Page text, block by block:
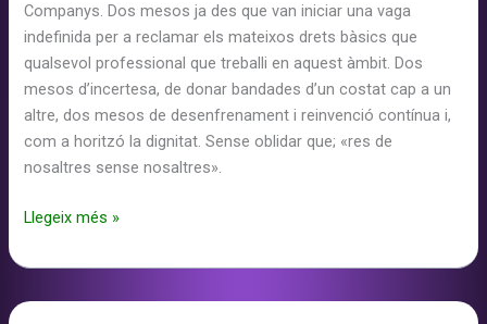
Companys. Dos mesos ja des que van iniciar una vaga
indefinida per a reclamar els mateixos drets bàsics que
qualsevol professional que treballi en aquest àmbit. Dos
mesos d’incertesa, de donar bandades d’un costat cap a un
altre, dos mesos de desenfrenament i reinvenció contínua i,
com a horitzó la dignitat. Sense oblidar que; «res de
nosaltres sense nosaltres».
El
Oscuro
Llegeix més »